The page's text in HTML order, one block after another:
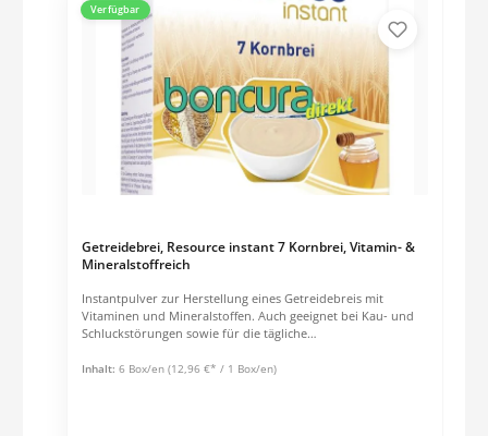
Verfügbar
Getreidebrei, Resource instant 7 Kornbrei, Vitamin- &
Mineralstoffreich
Instantpulver zur Herstellung eines Getreidebreis mit
Vitaminen und Mineralstoffen. Auch geeignet bei Kau- und
Schluckstörungen sowie für die tägliche
Reich an Eisen, Zink, Vitamin D und Calcium Schnell
Inhalt: 6 Box/en (12,96 €* / 1 Box/en)